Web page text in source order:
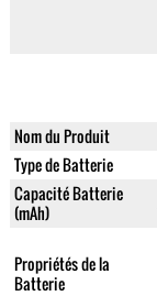
Nom du Produit
Type de Batterie
Capacité Batterie
(mAh)
Propriétés de la
Batterie